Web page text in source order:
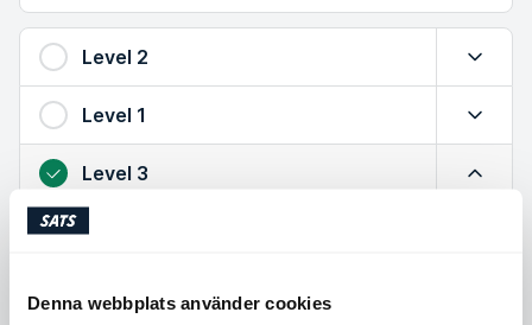
Denna webbplats använder cookies
Level 2
Level 1
Level 3
Utökad kunskap om säker träning, effektiva övningar
Ytterligare kompetens såsom kost, hälsa och livsstil